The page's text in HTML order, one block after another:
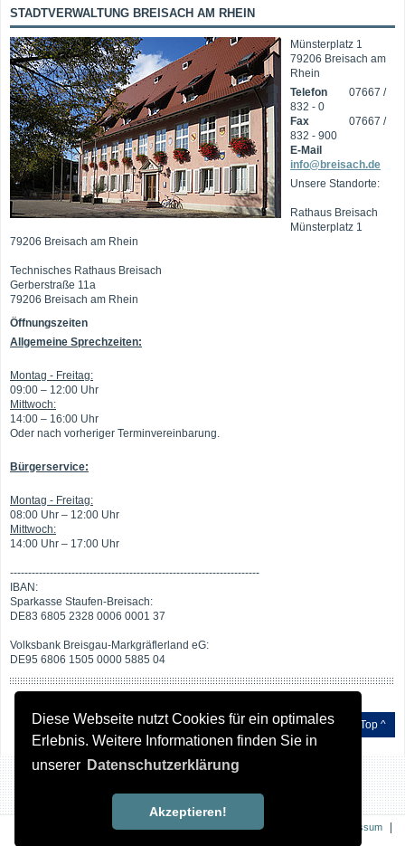
Diese Webseite nutzt Cookies für ein optimales
Erlebnis. Weitere Informationen finden Sie in
unserer Datenschutzerklärung
Akzeptieren!
STADTVERWALTUNG BREISACH AM RHEIN
Münsterplatz 1
79206 Breisach am
Rhein
Telefon
07667 /
832 - 0
Fax
07667 /
832 - 900
E-Mail
info@breisach.de
Unsere Standorte:
Rathaus Breisach
Münsterplatz 1
79206 Breisach am Rhein
Technisches Rathaus Breisach
Gerberstraße 11a
79206 Breisach am Rhein
Öffnungszeiten
Allgemeine Sprechzeiten:
Montag - Freitag:
09:00 – 12:00 Uhr
Mittwoch:
14:00 – 16:00 Uhr
Oder nach vorheriger Terminvereinbarung.
Bürgerservice:
Montag - Freitag:
08:00 Uhr – 12:00 Uhr
Mittwoch:
14:00 Uhr – 17:00 Uhr
---------------------------------------------------------------------
IBAN:
Sparkasse Staufen-Breisach:
DE83 6805 2328 0006 0001 37
Volksbank Breisgau-Markgräflerland eG:
DE95 6806 1505 0000 5885 04
Top ^
Impressum